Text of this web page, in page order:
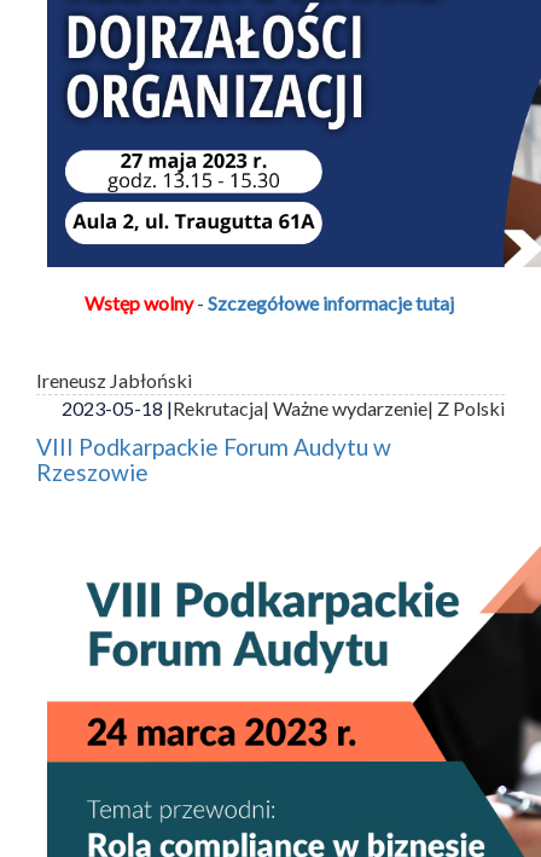
Wstęp wolny- Szczegółowe informacje tutaj
Ireneusz Jabłoński
2023-05-18 |Rekrutacja| Ważne wydarzenie| Z Polski
VIII Podkarpackie Forum Audytu w
Rzeszowie